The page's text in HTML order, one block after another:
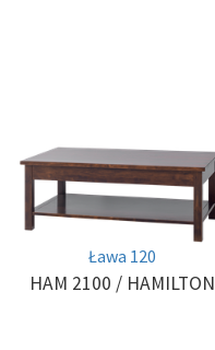
Ława 120
HAM 2100 / HAMILTON